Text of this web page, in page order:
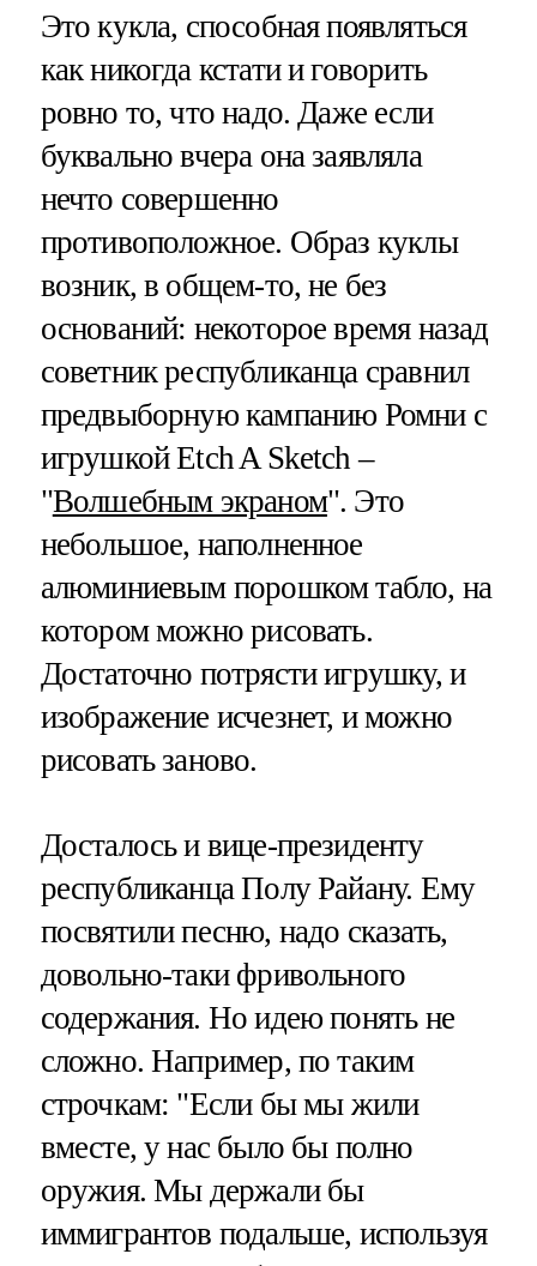
Это кукла, способная появляться
как никогда кстати и говорить
ровно то, что надо. Даже если
буквально вчера она заявляла
нечто совершенно
противоположное. Образ куклы
возник, в общем-то, не без
оснований: некоторое время назад
советник республиканца сравнил
предвыборную кампанию Ромни с
игрушкой Etch A Sketch –
"Волшебным экраном". Это
небольшое, наполненное
алюминиевым порошком табло, на
котором можно рисовать.
Достаточно потрясти игрушку, и
изображение исчезнет, и можно
рисовать заново.
Досталось и вице-президенту
республиканца Полу Райану. Ему
посвятили песню, надо сказать,
довольно-таки фривольного
содержания. Но идею понять не
сложно. Например, по таким
строчкам: "Если бы мы жили
вместе, у нас было бы полно
оружия. Мы держали бы
иммигрантов подальше, используя